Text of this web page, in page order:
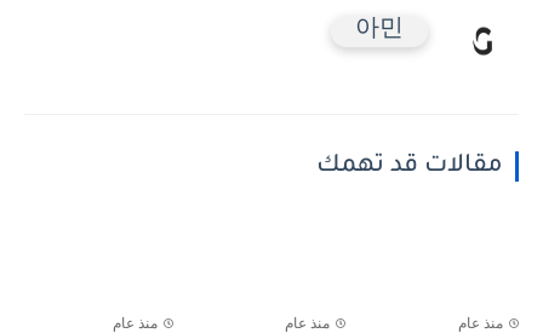
아민
مقالات قد تهمك
منذ عام منذ عام منذ عام